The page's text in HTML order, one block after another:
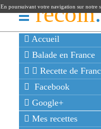
recoin
Accueil
Balade en France
Recette de
Facebook
Google+
Mes recettes
En poursuivant votre navigation sur notre